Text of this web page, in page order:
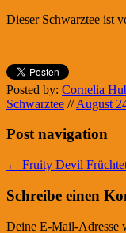
Dieser Schwarztee ist
Posted by: Cornelia
Schwarztee // August
Post navigation
← Fruity Devil
Schreibe einen
Deine E-Mail-Adresse